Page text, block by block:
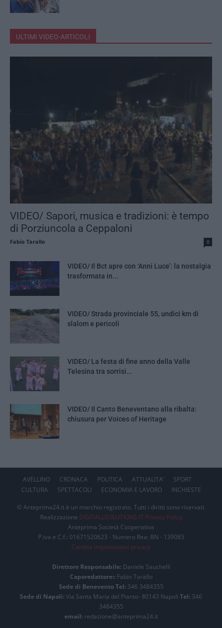
ULTIMI VIDEO-ARTICOLI
VIDEO/ Sapori, musica e tradizioni: è tempo
di Porziuncola a Ceppaloni
Fabio Tarallo 0
VIDEO/ Il Bct apre con ‘Anni Luce’: la nostalgia
trasformata in...
VIDEO/ Strada provinciale 55, undici km di
slalom e pericoli
VIDEO/ La festa di fine anno della Valle
Telesina tra sorrisi...
VIDEO/ Il Canto Beneventano alla ribalta:
chiusura per Voices of Heritage
AVELLINO CRONACA POLITICA ATTUALITA’
SPORT
CULTURA
SPETTACOLI ECONOMIA E LAVORO INCHIESTE
© Anteprima24.it è un marchio registrato. Tutti i diritti sono riservati.
Realizzazione DIGITALLSOLUTIONS.IT Privacy Policy
Anteprima Società Cooperativa
P.iva e C.f.: 01671520623 - Numero Rea: BN - 139085
Cambia impostazioni privacy
Direttore Responsabile:Daniele Sauchelli
Caporedattore::Fabio Tarallo
Sede di Benevento Tel: 346 3484355
Sede di Napoli:Via Santa Maria del Pianto- 80143 Napoli Tel: 346
3484355
email: redazione@anteprima24.it